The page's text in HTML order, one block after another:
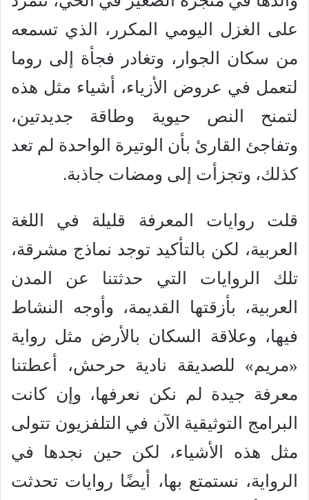
على الغزل اليومي المكرر، الذي تسمعه
من سكان الجوار، وتغادر فجأة إلى روما
لتعمل في عروض الأزياء، أشياء مثل هذه
لتمنح النص حيوية وطاقة جديدتين،
وتفاجئ القارئ بأن الوتيرة الواحدة لم تعد
كذلك، وتجزأت إلى ومضات جاذبة.
قلت روايات المعرفة قليلة في اللغة
العربية، لكن بالتأكيد توجد نماذج مشرقة،
تلك الروايات التي حدثتنا عن المدن
العربية، بأزقتها القديمة، وأوجه النشاط
فيها، وعلاقة السكان بالأرض مثل رواية
«مريم» للصديقة نادية حرحش، أعطتنا
معرفة جيدة لم نكن نعرفها، وإن كانت
البرامج التوثيقية الآن في التلفزيون تتولى
مثل هذه الأشياء، لكن حين نجدها في
الرواية، نستمتع بها، أيضًا روايات تحدثت